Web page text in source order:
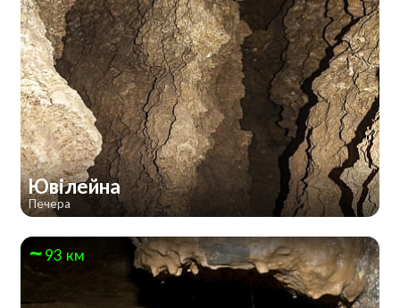
Ювілейна
Печера
93 км